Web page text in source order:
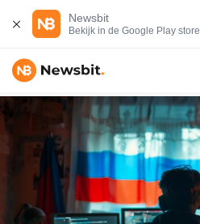
Newsbit
Bekijk in de Google Play store